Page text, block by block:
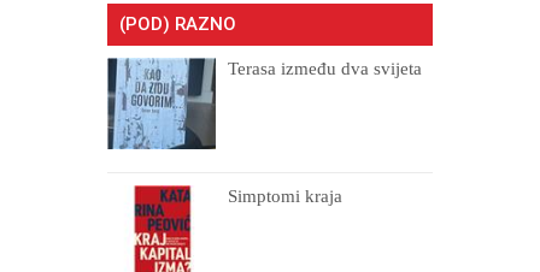
(POD) RAZNO
Terasa između dva svijeta
Simptomi kraja